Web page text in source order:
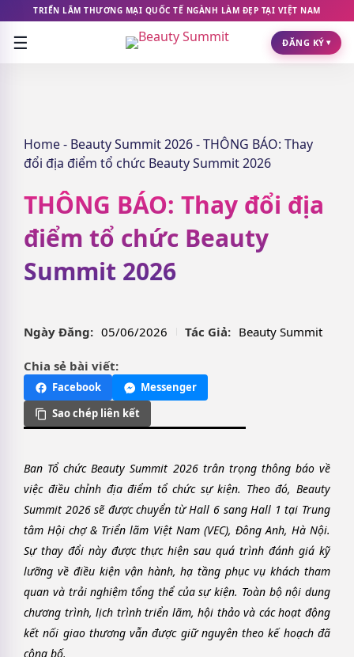
TRIỂN LÃM THƯƠNG MẠI QUỐC TẾ NGÀNH LÀM ĐẸP TẠI VIỆT NAM
☰ ĐĂNG KÝ ▾
Home- Beauty Summit 2026-THÔNG BÁO: Thay
đổi địa điểm tổ chức Beauty Summit 2026
THÔNG BÁO: Thay đổi địa
điểm tổ chức Beauty
Summit 2026
Ngày Đăng: 05/06/2026 Tác Giả: Beauty Summit
Chia sẻ bài viết:
Facebook
Messenger
Sao chép liên kết
Ban Tổ chức Beauty Summit 2026 trân trọng thông báo về
việc điều chỉnh địa điểm tổ chức sự kiện. Theo đó, Beauty
Summit 2026 sẽ được chuyển từ Hall 6 sang Hall 1 tại Trung
tâm Hội chợ & Triển lãm Việt Nam (VEC), Đông Anh, Hà Nội.
Sự thay đổi này được thực hiện sau quá trình đánh giá kỹ
lưỡng về điều kiện vận hành, hạ tầng phục vụ khách tham
quan và trải nghiệm tổng thể của sự kiện. Toàn bộ nội dung
chương trình, lịch trình triển lãm, hội thảo và các hoạt động
kết nối giao thương vẫn được giữ nguyên theo kế hoạch đã
công bố.